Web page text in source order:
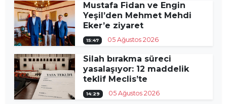
Mustafa Fidan ve Engin
Yeşil’den Mehmet Mehdi
Eker’e ziyaret
15:47 05 Ağustos 2026
Silah bırakma süreci
yasalaşıyor: 12 maddelik
teklif Meclis’te
14:29 05 Ağustos 2026